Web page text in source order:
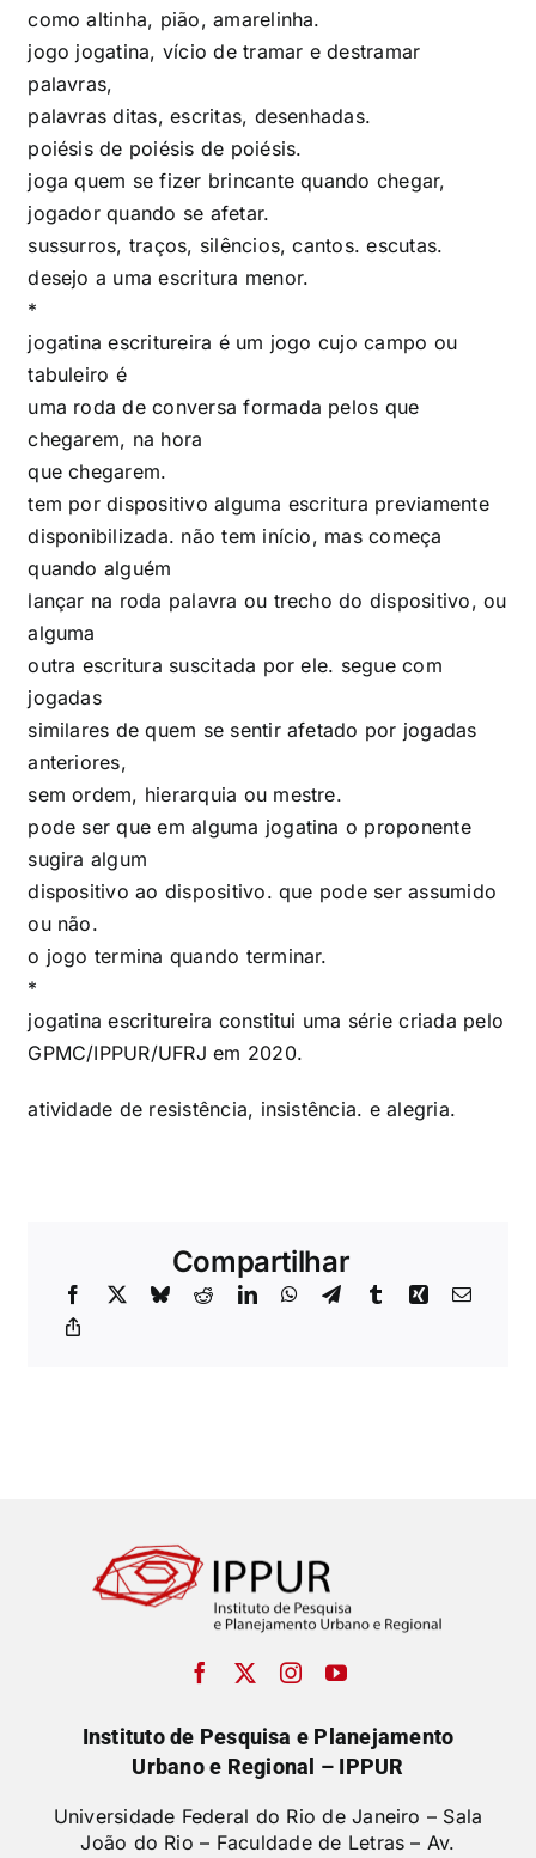
como altinha, pião, amarelinha.
jogo jogatina, vício de tramar e destramar
palavras,
palavras ditas, escritas, desenhadas.
poiésis de poiésis de poiésis.
joga quem se fizer brincante quando chegar,
jogador quando se afetar.
sussurros, traços, silêncios, cantos. escutas.
desejo a uma escritura menor.
*
jogatina escritureira é um jogo cujo campo ou
tabuleiro é
uma roda de conversa formada pelos que
chegarem, na hora
que chegarem.
tem por dispositivo alguma escritura previamente
disponibilizada. não tem início, mas começa
quando alguém
lançar na roda palavra ou trecho do dispositivo, ou
alguma
outra escritura suscitada por ele. segue com
jogadas
similares de quem se sentir afetado por jogadas
anteriores,
sem ordem, hierarquia ou mestre.
pode ser que em alguma jogatina o proponente
sugira algum
dispositivo ao dispositivo. que pode ser assumido
ou não.
o jogo termina quando terminar.
*
jogatina escritureira constitui uma série criada pelo
GPMC/IPPUR/UFRJ em 2020.
atividade de resistência, insistência. e alegria.
Compartilhar
Instituto de Pesquisa e Planejamento
Urbano e Regional – IPPUR
Universidade Federal do Rio de Janeiro – Sala
João do Rio – Faculdade de Letras – Av.